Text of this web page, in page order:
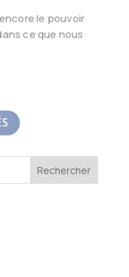
le pouvoir
ce que nous
Rechercher